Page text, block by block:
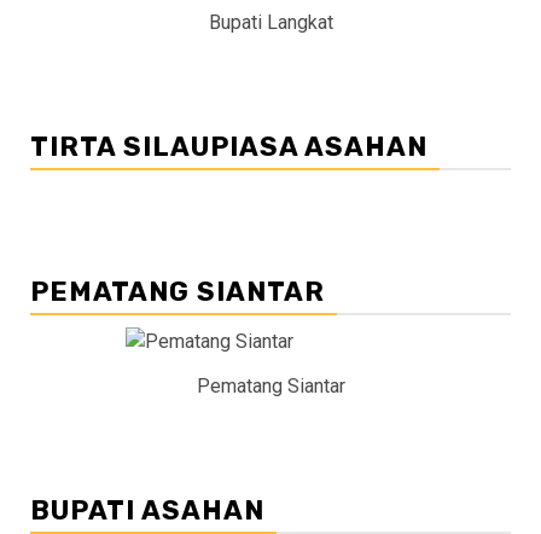
Bupati Langkat
TIRTA SILAUPIASA ASAHAN
PEMATANG SIANTAR
Pematang Siantar
BUPATI ASAHAN